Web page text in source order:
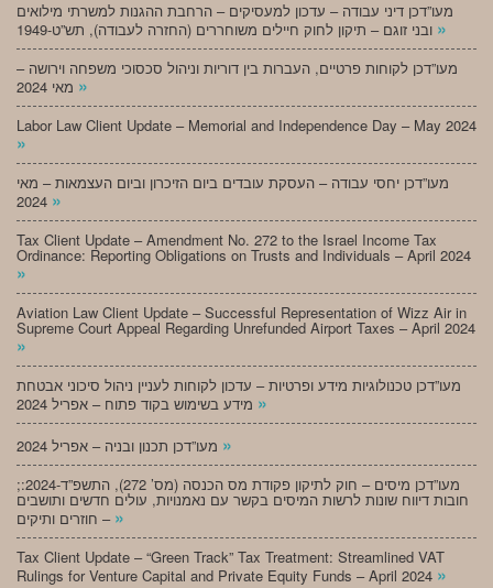
מעו”דכן דיני עבודה – עדכון למעסיקים – הרחבת ההגנות למשרתי מילואים
»
מעו”דכן לקוחות פרטיים, העברות בין דוריות וניהול סכסוכי משפחה וירושה –
»
Labor Law Client Update – Memorial and Independence Day – May 2024
»
מעו”דכן יחסי עבודה – העסקת עובדים ביום הזיכרון וביום העצמאות – מאי
»
Tax Client Update – Amendment No. 272 to the Israel Income Tax
Ordinance: Reporting Obligations on Trusts and Individuals – April 2024
»
Aviation Law Client Update – Successful Representation of Wizz Air in
Supreme Court Appeal Regarding Unrefunded Airport Taxes – April 2024
»
מעו”דכן טכנולוגיות מידע ופרטיות – עדכון לקוחות לעניין ניהול סיכוני אבטחת
»
»
;מעו”דכן מיסים – חוק לתיקון פקודת מס הכנסה (מס’ 272), התשפ”ד-2024:
חובות דיווח שונות לרשות המיסים בקשר עם נאמנויות, עולים חדשים ותושבים
חוזרים ותיקים – »
Tax Client Update – “Green Track” Tax Treatment: Streamlined VAT
Rulings for Venture Capital and Private Equity Funds – April 2024 »